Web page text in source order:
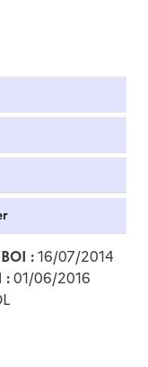
:16/07/2014
:01/06/2016
pdf